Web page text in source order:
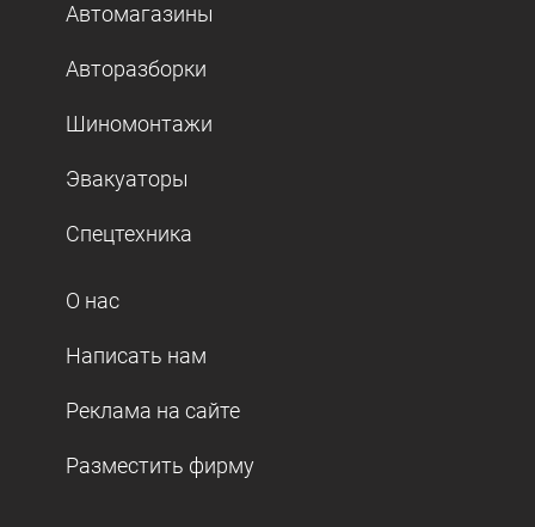
Автомагазины
Авторазборки
Шиномонтажи
Эвакуаторы
Спецтехника
О нас
Написать нам
Реклама на сайте
Разместить фирму